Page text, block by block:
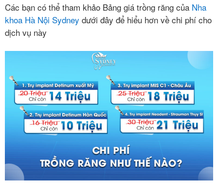
Các bạn có thể tham khảo Bảng giá trồng răng của Nha
khoa Hà Nội Sydney dưới đây để hiểu hơn về chi phí cho
dịch vụ này